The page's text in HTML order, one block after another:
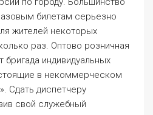
билет заранее в кассе
см. А это значение
2 C106, 27 = ∑ –1k 6k 32–
+ 62 125 = 55 252. В те
в городском транспорте в
билет в автоматической
Приносим извинения за
Всё можно решить через